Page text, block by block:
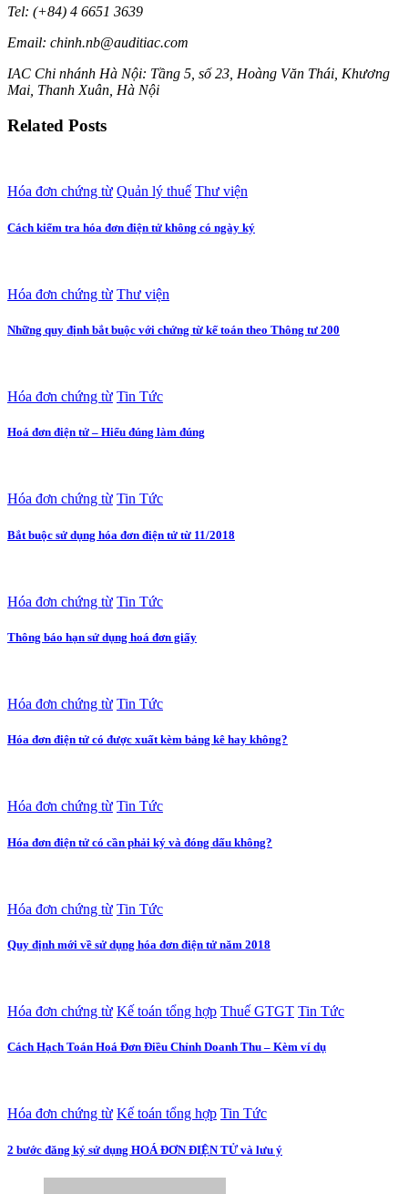
Tel: (+84) 4 6651 3639
Email: chinh.nb@auditiac.com
IAC Chi nhánh Hà Nội: Tầng 5, số 23, Hoàng Văn Thái, Khương
Mai, Thanh Xuân, Hà Nội
Related Posts
Hóa đơn chứng từ Quản lý thuế Thư viện
Cách kiểm tra hóa đơn điện tử không có ngày ký
Hóa đơn chứng từ Thư viện
Những quy định bắt buộc với chứng từ kế toán theo Thông tư 200
Hóa đơn chứng từ Tin Tức
Hoá đơn điện tử – Hiểu đúng làm đúng
Hóa đơn chứng từ Tin Tức
Bắt buộc sử dụng hóa đơn điện tử từ 11/2018
Hóa đơn chứng từ Tin Tức
Thông báo hạn sử dụng hoá đơn giấy
Hóa đơn chứng từ Tin Tức
Hóa đơn điện tử có được xuất kèm bảng kê hay không?
Hóa đơn chứng từ Tin Tức
Hóa đơn điện tử có cần phải ký và đóng dấu không?
Hóa đơn chứng từ Tin Tức
Quy định mới về sử dụng hóa đơn điện tử năm 2018
Hóa đơn chứng từ Kế toán tổng hợp Thuế GTGT Tin Tức
Cách Hạch Toán Hoá Đơn Điều Chỉnh Doanh Thu – Kèm ví dụ
Hóa đơn chứng từ Kế toán tổng hợp Tin Tức
2 bước đăng ký sử dụng HOÁ ĐƠN ĐIỆN TỬ và lưu ý